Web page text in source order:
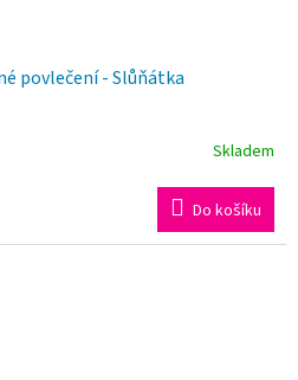
povlečení - Slůňátka
Skladem
Do košíku